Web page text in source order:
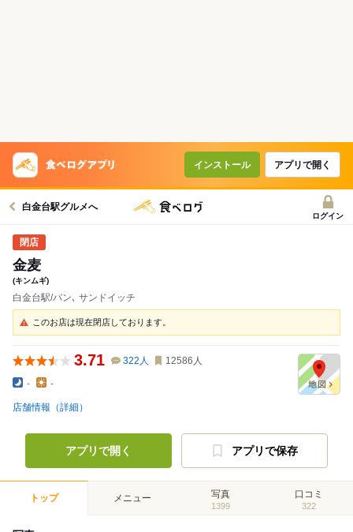
インストール アプリで開く
白金台駅グルメへ
ログイン
金麦
(キンムギ)
白金台駅/パン､ サンドイッチ
このお店は現在閉店しております。
3.71 322 人 12586 人
- -
店舗情報（詳細）
アプリで開く アプリで保存
トップ メニュー 写真
1399
口コミ
322